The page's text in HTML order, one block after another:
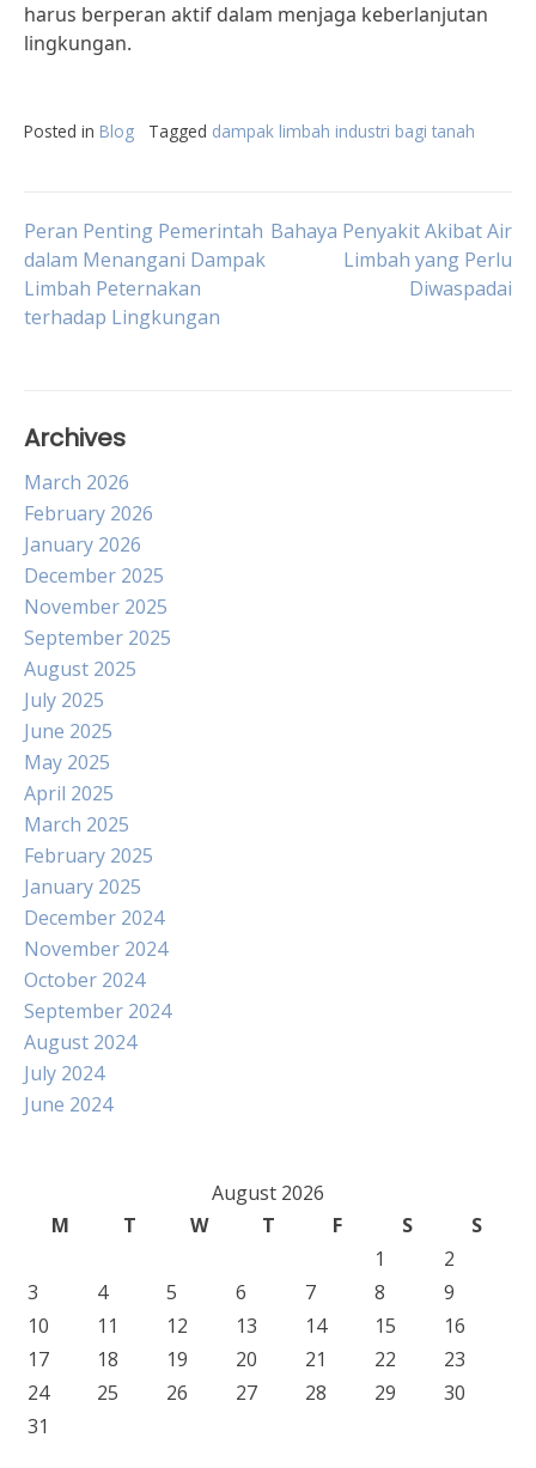
harus berperan aktif dalam menjaga keberlanjutan
lingkungan.
Posted in Blog Tagged dampak limbah industri bagi tanah
Post
navigation
Peran Penting Pemerintah
dalam Menangani Dampak
Limbah Peternakan
terhadap Lingkungan
Bahaya Penyakit Akibat Air
Limbah yang Perlu
Diwaspadai
Archives
March 2026
February 2026
January 2026
December 2025
November 2025
September 2025
August 2025
July 2025
June 2025
May 2025
April 2025
March 2025
February 2025
January 2025
December 2024
November 2024
October 2024
September 2024
August 2024
July 2024
June 2024
August 2026
M
T W T F S
S
1
2
3
4 5 6 7 8
9
10
11 12 13 14 15
16
17
18 19 20 21 22
23
24
25 26 27 28 29
30
31